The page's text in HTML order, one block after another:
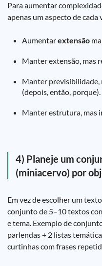
Para aumentar
apenas um aspecto de cada
Aumentarextensão
Manter extensão, mas
Manter
(depois, então, porque).
Manter estrutura, mas
4) Planeje um
(miniacervo) por
Em vez de escolher um
conjunto de 5–10 textos
e tema. Exemplo de
parlendas + 2 listas
curtinhas com frases